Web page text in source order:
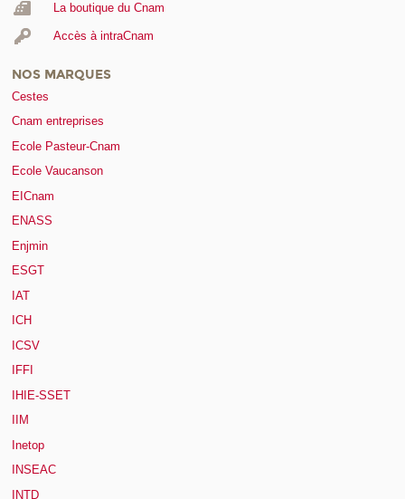
La boutique du Cnam
Accès à intraCnam
NOS MARQUES
Cestes
Cnam entreprises
Ecole Pasteur-Cnam
Ecole Vaucanson
EICnam
ENASS
Enjmin
ESGT
IAT
ICH
ICSV
IFFI
IHIE-SSET
IIM
Inetop
INSEAC
INTD